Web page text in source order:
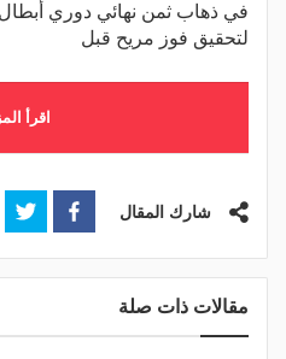
في ذهاب ثمن نهائي دوري
لتحقيق فوز مريح قبل
اقرأ
شارك المقال
مقالات ذات صلة